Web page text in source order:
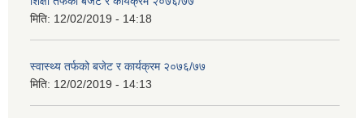
मिति: 12/02/2019 - 14:18
स्वास्थ्य तर्फको बजेट र कार्यक्रम २०७६/७७
मिति: 12/02/2019 - 14:13